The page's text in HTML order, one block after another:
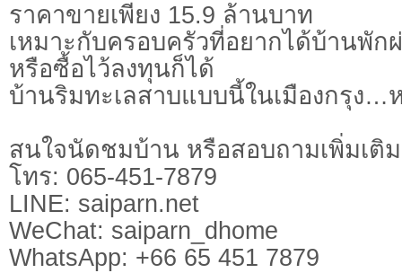
ราคาขายเพียง 15.9 ล้านบาท
เหมาะกับครอบครัวที่อยากได้บ้าน
หรือซื้อไว้ลงทุนก็ได้
บ้านริมทะเลสาบแบบนี้ในเมืองกรุง…
สนใจนัดชมบ้าน หรือสอบถามเพิ่มเติม
โทร: 065-451-7879
LINE: saiparn.net
WeChat: saiparn_dhome
WhatsApp: +66 65 451 7879